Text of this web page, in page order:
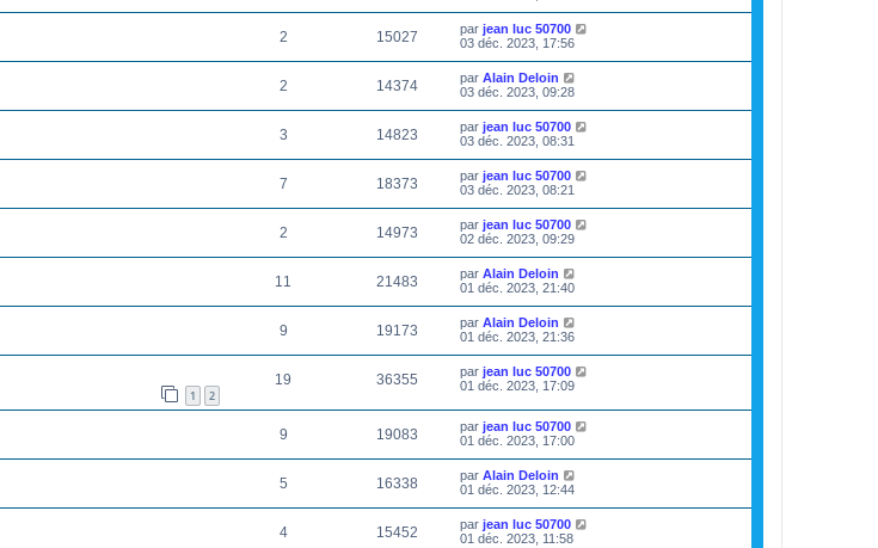
2 15027 par jean luc 50700
03 déc. 2023, 17:56
2 14374 par Alain Deloin
03 déc. 2023, 09:28
3 14823 par jean luc 50700
03 déc. 2023, 08:31
7 18373 par jean luc 50700
03 déc. 2023, 08:21
2 14973 par jean luc 50700
02 déc. 2023, 09:29
11 21483 par Alain Deloin
01 déc. 2023, 21:40
9 19173 par Alain Deloin
01 déc. 2023, 21:36
1 2
19 36355 par jean luc 50700
01 déc. 2023, 17:09
9 19083 par jean luc 50700
01 déc. 2023, 17:00
5 16338 par Alain Deloin
01 déc. 2023, 12:44
4 15452 par jean luc 50700
01 déc. 2023, 11:58